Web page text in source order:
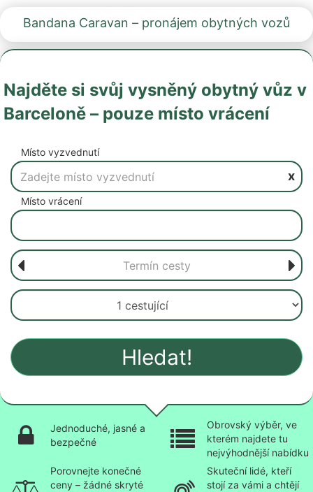
Bandana Caravan – pronájem obytných vozů
Najděte si svůj vysněný obytný vůz v
Barceloně – pouze místo vrácení
Místo vyzvednutí
x
Místo vrácení
Hledat!
Jednoduché, jasné a
bezpečné
Obrovský výběr, ve
kterém najdete tu
nejvýhodnější nabídku
Porovnejte konečné
ceny – žádné skryté
Skuteční lidé, kteří
stojí za vámi a chtějí